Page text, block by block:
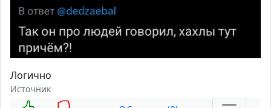
Логично
Источник